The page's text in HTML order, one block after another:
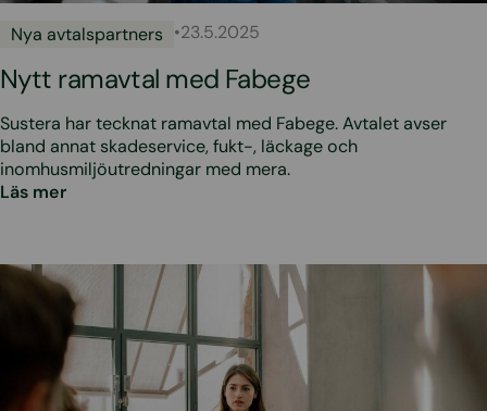
Nya avtalspartners •23.5.2025
Nytt ramavtal med Fabege
Sustera har tecknat ramavtal med Fabege. Avtalet avser
bland annat skadeservice, fukt-, läckage och
inomhusmiljöutredningar med mera.
Läs mer